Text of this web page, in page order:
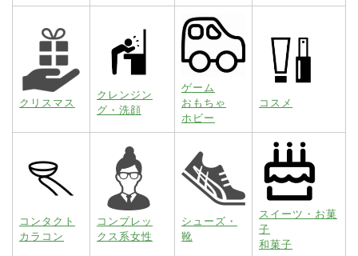
クリスマス
クレンジン
グ・洗顔
ゲーム
おもちゃ
ホビー
コスメ
コンタクト
カラコン
コンプレッ
クス系女性
シューズ・
靴
スイーツ・お菓
子
和菓子